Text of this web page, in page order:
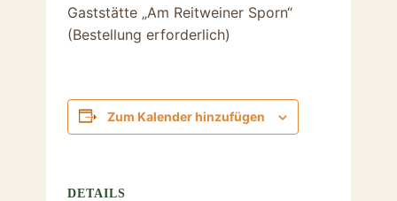
Gaststätte „Am Reitweiner Sporn“
(Bestellung erforderlich)
Zum Kalender hinzufügen
DETAILS